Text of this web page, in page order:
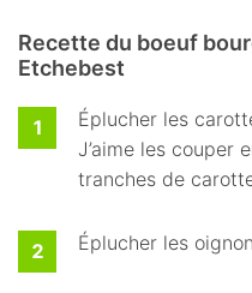
Recette du boeuf
Etchebest
Éplucher les
J’aime les couper
tranches de
Éplucher les